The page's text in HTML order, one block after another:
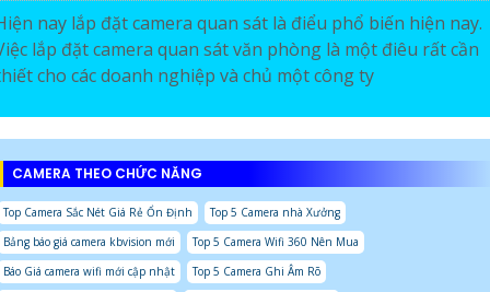
nay lắp đặt camera quan sát là điểu phổ biến hiện nay.
lắp đặt camera quan sát văn phòng là một điêu rất cần
cho các doanh nghiệp và chủ một công ty
CAMERA THEO CHỨC NĂNG
Top Camera Sắc Nét Giá Rẻ Ổn Định
Top 5 Camera nhà Xưởng
Bảng báo giá camera kbvision mới
Top 5 Camera Wifi 360 Nên Mua
Báo Giá camera wifi mới cập nhật
Top 5 Camera Ghi Âm Rõ